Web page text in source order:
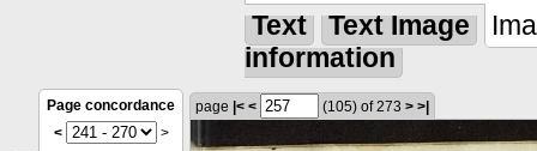
Text Text Image
information
Page concordance
<
>
page |< < (105) of 273 > >|